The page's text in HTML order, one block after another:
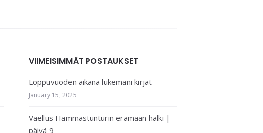
VIIMEISIMMÄT POSTAUKSET
Loppuvuoden aikana lukemani kirjat
January 15, 2025
Vaellus Hammastunturin erämaan halki |
päivä 9